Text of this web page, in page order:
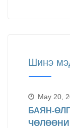
Шинэ
May 20,
БАЯН-